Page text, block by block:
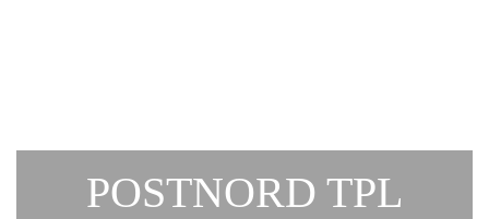
POSTNORD TPL